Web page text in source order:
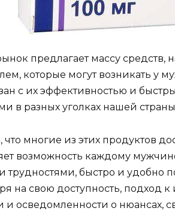
предлагает массу средств,
которые могут возникать у
с их эффективностью и
в разных уголках нашей
что многие из этих продуктов
возможность каждому
быстро и удобно
на свою доступность, подход
и осведомленности о нюансах,